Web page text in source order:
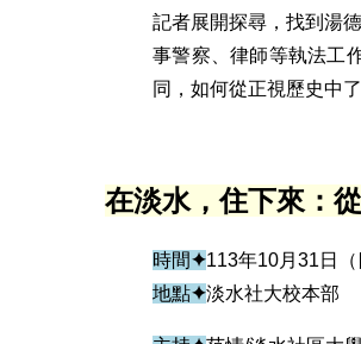
記者展開探尋，找到湯
事警察、律師等執法工
同，如何從正視歷史中
在淡水，住下來：
時間✦113年10月31日
地點✦淡水社大校本部